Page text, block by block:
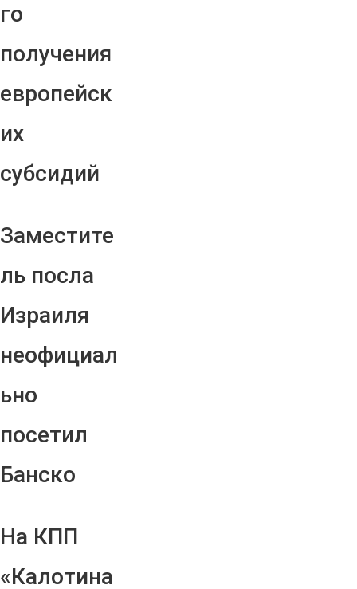
го
получения
европейск
их
субсидий
Заместите
ль посла
Израиля
неофициал
ьно
посетил
Банско
На КПП
«Калотина